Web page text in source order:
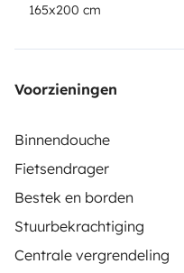
165x200 cm
Voorzieningen
Binnendouche
Fietsendrager
Bestek en borden
Stuurbekrachtiging
Centrale vergrendeling